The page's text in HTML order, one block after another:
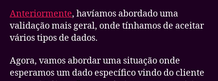
Anteriormente, havíamos abordado uma
validação mais geral, onde tínhamos de aceitar
vários tipos de dados.
Agora, vamos abordar uma situação onde
esperamos um dado específico vindo do cliente